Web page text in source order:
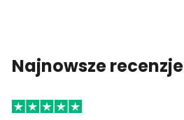
Najnowsze recenzje